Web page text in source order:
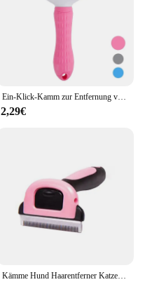
Ein-Klick-Kamm zur Entfernung von Tierhaaren zur mühelosen Pflege von Hunden und Katzen-Slicker-Bürste zur Haaren tfernung mit automatischer Funktion
2,29€
Kämme Hund Haarentferner Katze Bürste Pflege Werkzeuge Haustier abnehmbare Haars chneide maschine Befestigung Haustier Trimmer Kämme liefern Furmins für Katze Hund